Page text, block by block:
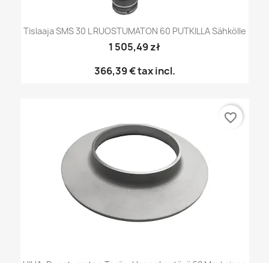
Tislaaja SMS 30 L RUOSTUMATON 60 PUTKILLA Sähkölle
1 505,49 zł
366,39 €tax incl.
favorite_border